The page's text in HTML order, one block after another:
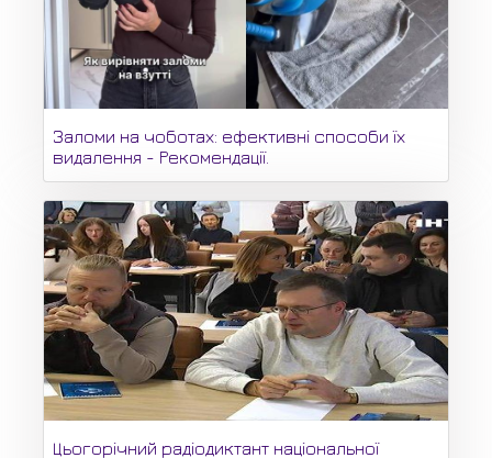
Заломи на чоботах: ефективні способи їх
видалення - Рекомендації.
Цьогорічний радіодиктант національної